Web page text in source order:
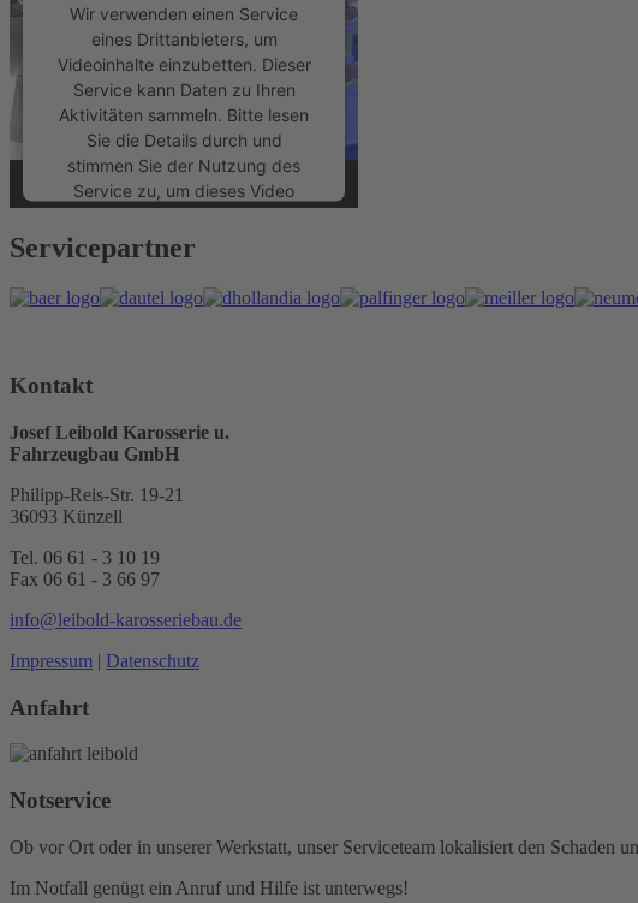
Wir verwenden einen Service
eines Drittanbieters, um
Videoinhalte einzubetten. Dieser
Service kann Daten zu Ihren
Aktivitäten sammeln. Bitte lesen
Sie die Details durch und
stimmen Sie der Nutzung des
Service zu, um dieses Video
anzusehen.
powered by
eRecht24
Servicepartner
Kontakt
Josef Leibold Karosserie u.
Fahrzeugbau GmbH
Philipp-Reis-Str. 19-21
36093 Künzell
Tel. 06 61 - 3 10 19
Fax 06 61 - 3 66 97
info@leibold-karosseriebau.de
Impressum | Datenschutz
Anfahrt
Notservice
Ob vor Ort oder in unserer Werkstatt, unser Serviceteam lokalisiert den Schaden
Im Notfall genügt ein Anruf und Hilfe ist unterwegs!